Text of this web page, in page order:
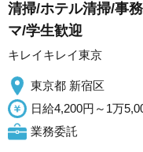
清掃/ホテル清掃/事
マ/学生歓迎
キレイキレイ東京
東京都 新宿区
日給4,200円～1万
業務委託